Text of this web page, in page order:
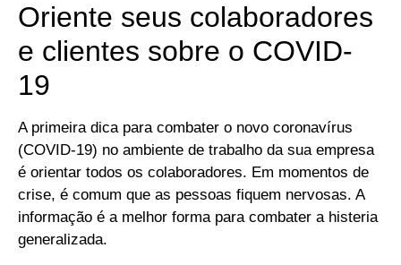
Oriente seus colaboradores
e clientes sobre o COVID-
19
A primeira dica para combater o novo coronavírus
(COVID-19) no ambiente de trabalho da sua empresa
é orientar todos os colaboradores. Em momentos de
crise, é comum que as pessoas fiquem nervosas. A
informação é a melhor forma para combater a histeria
generalizada.